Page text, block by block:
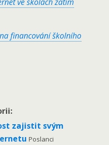
financování školního
zajistit svým
Poslanci